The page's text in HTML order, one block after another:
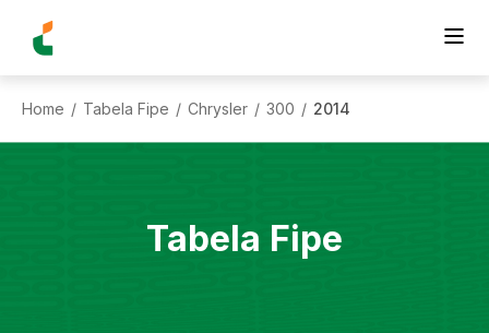
Home / Tabela Fipe / Chrysler / 300 / 2014
Tabela Fipe